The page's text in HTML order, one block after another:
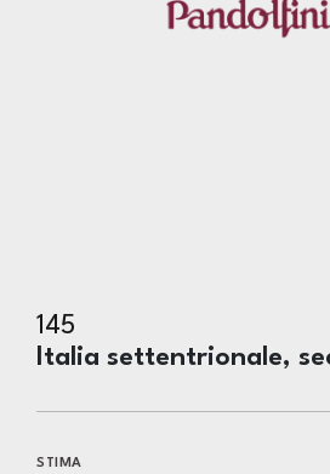
145
Italia settentrionale,
STIMA